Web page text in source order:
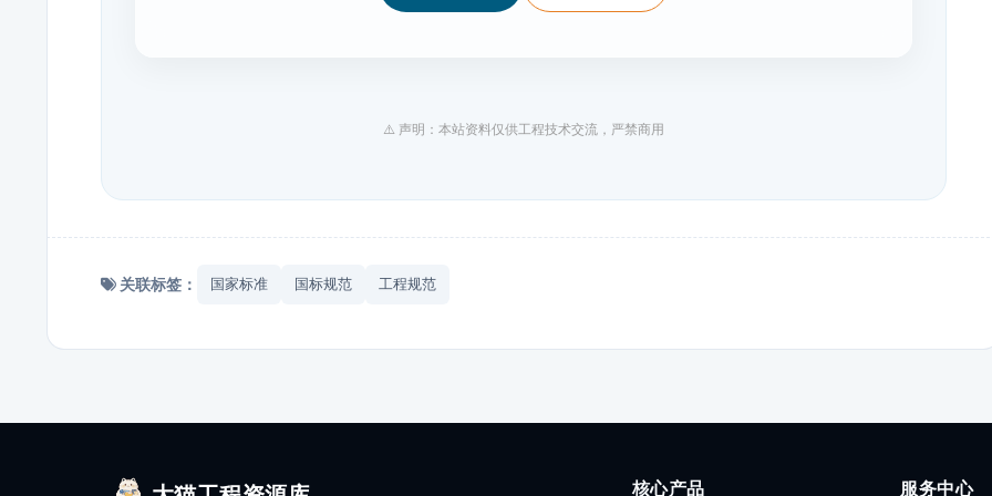
⚠️ 声明：本站资料仅供工程技术交流，严禁商用
关联标签： 国家标准 国标规范 工程规范
核心产品 服务中心